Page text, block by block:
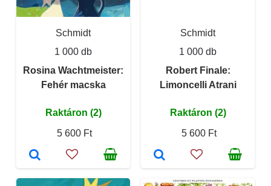
Schmidt
1 000 db
Rosina Wachtmeister:
Fehér macska
Raktáron (2)
5 600 Ft
Schmidt
1 000 db
Robert Finale:
Limoncelli Atrani
Raktáron (2)
5 600 Ft